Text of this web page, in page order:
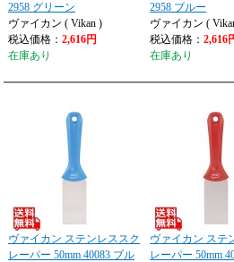
2958 グリーン
ヴァイカン ( Vikan )
税込価格： 2,616円
在庫あり
2958 ブルー
ヴァイカン (
税込価格：2,616
在庫あり
ヴァイカン ステンレススク
レーパー 50mm 40083 ブル
ヴァイカン ステ
レーパー 50mm